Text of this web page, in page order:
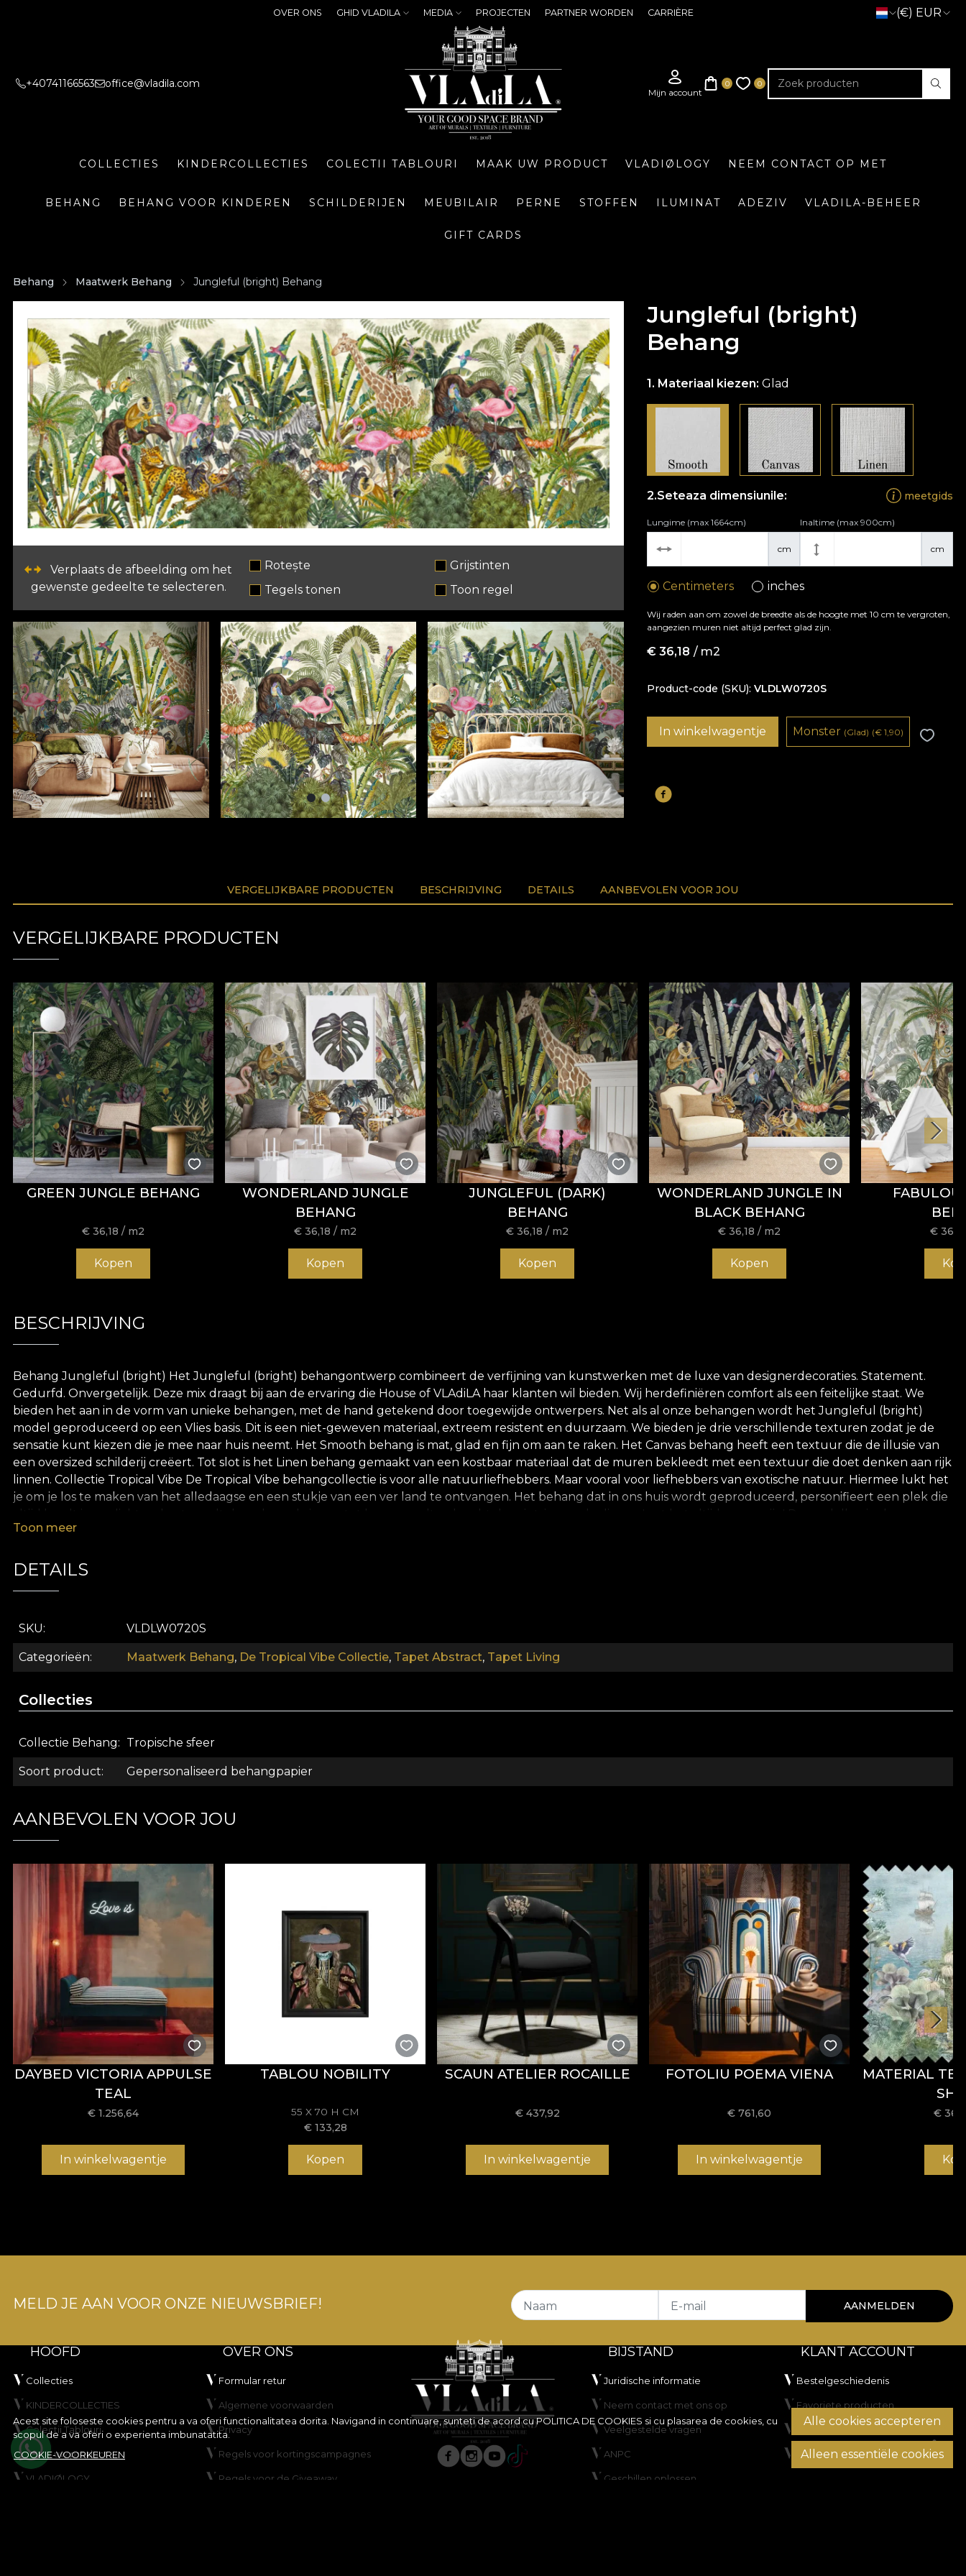
OVER ONS GHID VLADILA MEDIA PROJECTEN PARTNER WORDEN CARRIÈRE (€) EUR
+40741166563 office@vladila.com
COLLECTIES KINDERCOLLECTIES COLECTII TABLOURI MAAK UW PRODUCT VLADIØLOGY NEEM CONTACT OP MET
BEHANG BEHANG VOOR KINDEREN SCHILDERIJEN MEUBILAIR PERNE STOFFEN ILUMINAT ADEZIV VLADILA-BEHEER
GIFT CARDS
Behang Maatwerk Behang Jungleful (bright) Behang
Verplaats de afbeelding om het
gewenste gedeelte te selecteren.
Rotește
Grijstinten
Tegels tonen
Toon regel
Jungleful (bright)
Behang
Materiaal kiezen:Glad
Seteaza dimensiunile: meetgids
cm
Lungime (max 1664cm)
cm
Inaltime (max 900cm)
Centimeters inches
Wij raden aan om zowel de breedte als de hoogte met 10 cm te vergroten,
aangezien muren niet altijd perfect glad zijn.
€36,18 / m2
Product-code (SKU) VLDLW0720S
In winkelwagentje Monster (Glad) (€1,90)
VERGELIJKBARE PRODUCTEN BESCHRIJVING DETAILS AANBEVOLEN VOOR JOU
VERGELIJKBARE PRODUCTEN
GREEN JUNGLE BEHANG
€36,18 / m2
Kopen
WONDERLAND JUNGLE
BEHANG
€36,18 / m2
Kopen
JUNGLEFUL (DARK)
BEHANG
€36,18 / m2
Kopen
WONDERLAND JUNGLE IN
BLACK BEHANG
€36,18 / m2
Kopen
€
BESCHRIJVING
Behang Jungleful (bright) Het Jungleful (bright) behangontwerp combineert de verfijning van kunstwerken met de luxe van designerdecoraties. Statement.
Gedurfd. Onvergetelijk. Deze mix draagt bij aan de ervaring die House of VLAdiLA haar klanten wil bieden. Wij herdefiniëren comfort als een feitelijke staat. We
bieden het aan in de vorm van unieke behangen, met de hand getekend door toegewijde ontwerpers. Net als al onze behangen wordt het Jungleful (bright)
model geproduceerd op een Vlies basis. Dit is een niet-geweven materiaal, extreem resistent en duurzaam. We bieden je drie verschillende texturen zodat je de
sensatie kunt kiezen die je mee naar huis neemt. Het Smooth behang is mat, glad en fijn om aan te raken. Het Canvas behang heeft een textuur die de illusie van
een oversized schilderij creëert. Tot slot is het Linen behang gemaakt van een kostbaar materiaal dat de muren bekleedt met een textuur die doet denken aan rijk
linnen. Collectie Tropical Vibe De Tropical Vibe behangcollectie is voor alle natuurliefhebbers. Maar vooral voor liefhebbers van exotische natuur. Hiermee lukt het
je om je los te maken van het alledaagse en een stukje van een ver land te ontvangen. Het behang dat in ons huis wordt geproduceerd, personifieert een plek die
collectie brengen een veelheid aan planten samen, waarbij gespeeld wordt met de afmetingen van elk element, compositie en detailniveau. Het verenigde beeld
grijstinten. Al deze elementen dienen om het verhaal achter de tekeningen tot leven te brengen, ze diepte te geven en de ontspannende sfeer van een eeuwig
Toon meer
DETAILS
SKU VLDLW0720S
Categorieën Maatwerk Behang, De Tropical Vibe Collectie, Tapet Abstract, Tapet Living
Collecties
Collectie Behang Tropische sfeer
Soort product Gepersonaliseerd behangpapier
AANBEVOLEN VOOR JOU
DAYBED VICTORIA APPULSE
TEAL
€1.256,64
In winkelwagentje
TABLOU NOBILITY
55 X 70 H CM
€ 133,28
Kopen
SCAUN ATELIER ROCAILLE
€ 437,92
In winkelwagentje
FOTOLIU POEMA VIENA
€761,60
In winkelwagentje
MATERIAL
€
Acest site foloseste cookies pentru a va oferi functionalitatea dorita. Navigand in continuare, sunteti de acord cuPOLITICA DE COOKIES si cu plasarea de cookies, cu
scopul de a va oferi o experienta imbunatatita.
COOKIE-VOORKEUREN
Alle cookies accepteren
Alleen essentiële cookies
MELD JE AAN VOOR ONZE NIEUWSBRIEF! Naam E-mail AANMELDEN
HOOFD
Collecties
KINDERCOLLECTIES
Colectii Tablouri
Maak uw product
VLADIØLOGY
OVER ONS
Formular retur
Algemene voorwaarden
Privacy
Regels voor kortingscampagnes
Regels voor de Giveaway
BIJSTAND
Juridische informatie
Neem contact met ons op
Veelgestelde vragen
ANPC
Geschillen oplossen
KLANT ACCOUNT
Bestelgeschiedenis
Favoriete producten
Transport en retourzendingen